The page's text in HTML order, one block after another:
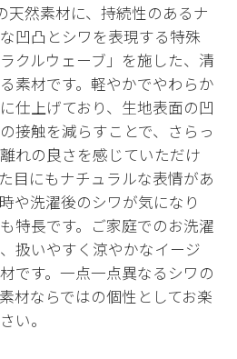
天然素材に、持続性のあるナ
凹凸とシワを表現する特殊
クルウェーブ」を施した、清
素材です。軽やかでやわらか
仕上げており、生地表面の凹
接触を減らすことで、さらっ
れの良さを感じていただけ
目にもナチュラルな表情があ
や洗濯後のシワが気になり
特長です。ご家庭でのお洗濯
扱いやすく涼やかなイージ
です。一点一点異なるシワの
材ならではの個性としてお楽
い。